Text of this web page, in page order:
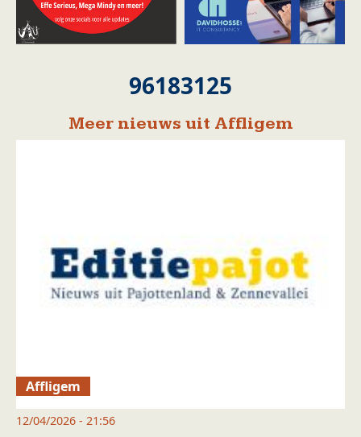
96183125
Meer nieuws uit Affligem
Affligem
12/04/2026 - 21:56